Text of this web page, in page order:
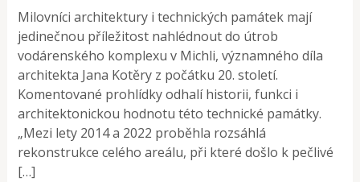
Milovníci architektury i technických památek mají
jedinečnou příležitost nahlédnout do útrob
vodárenského komplexu v Michli, významného díla
architekta Jana Kotěry z počátku 20. století.
Komentované prohlídky odhalí historii, funkci i
architektonickou hodnotu této technické památky.
„Mezi lety 2014 a 2022 proběhla rozsáhlá
rekonstrukce celého areálu, při které došlo k pečlivé
[…]